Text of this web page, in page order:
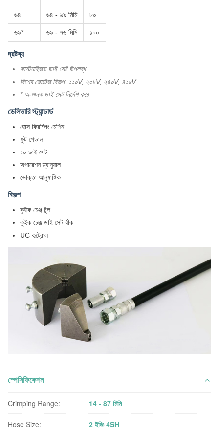
৬৪ ৬৪ - ৬৯ মিমি ৮০
৬৯* ৬৯ - ৭৬ মিমি ১০০
দ্রষ্টব্য
কাস্টমাইজড ডাই সেট উপলব্ধ
বিশেষ ভোল্টেজ বিকল্প: ১১০V, ২০৮V, ২৪০V, ৪১৫V
* অ-মানক ডাই সেট নির্দেশ করে
ডেলিভারি স্ট্যান্ডার্ড
হোস ক্রিম্পিং মেশিন
ফুট পেডাল
১০ ডাই সেট
অপারেশন ম্যানুয়াল
ভোক্তা আনুষাঙ্গিক
বিকল্প
কুইক চেঞ্জ টুল
কুইক চেঞ্জ ডাই সেট র্যাক
UC কন্ট্রোল
স্পেসিফিকেশন
Crimping Range: 14 - 87 মিমি
Hose Size: 2 ইঞ্চি 4SH